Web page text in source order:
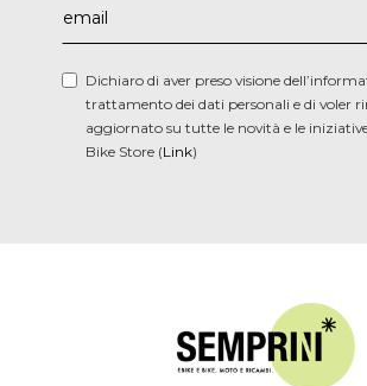
Dichiaro di aver preso visione
trattamento dei dati personali e di voler
aggiornato su tutte le novità e le
Bike Store (Link)